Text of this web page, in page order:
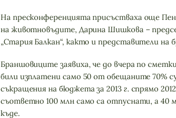
На пресконференцията присъстваха още
на животновъдите, Дарина Шишкова –
„Стария Балкан“, както и представители
Браншовиците заявиха, че до вчера по
били изплатени само 50 от обещаните 70%
съкращения на бюджета за 2013 г. спрямо
съответно 100 млн само са отпуснати, а 40
къде.